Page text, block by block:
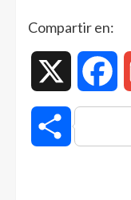
Compartir en:
Compartir